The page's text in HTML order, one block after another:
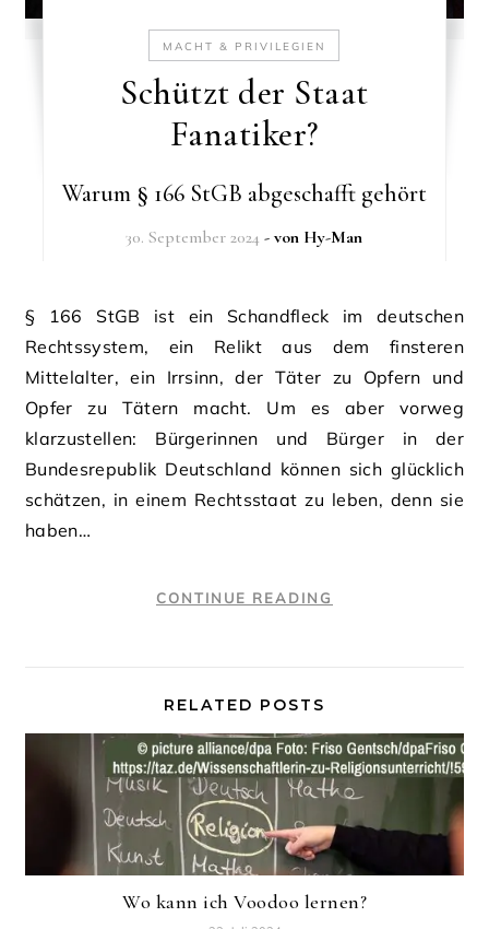
MACHT & PRIVILEGIEN
Schützt der Staat
Fanatiker?
Warum § 166 StGB abgeschafft gehört
30. September 2024 - von Hy-Man
§ 166 StGB ist ein Schandfleck im deutschen
Rechtssystem, ein Relikt aus dem finsteren
Mittelalter, ein Irrsinn, der Täter zu Opfern und
Opfer zu Tätern macht. Um es aber vorweg
klarzustellen: Bürgerinnen und Bürger in der
Bundesrepublik Deutschland können sich glücklich
schätzen, in einem Rechtsstaat zu leben, denn sie
haben…
CONTINUE READING
RELATED POSTS
Wo kann ich Voodoo lernen?